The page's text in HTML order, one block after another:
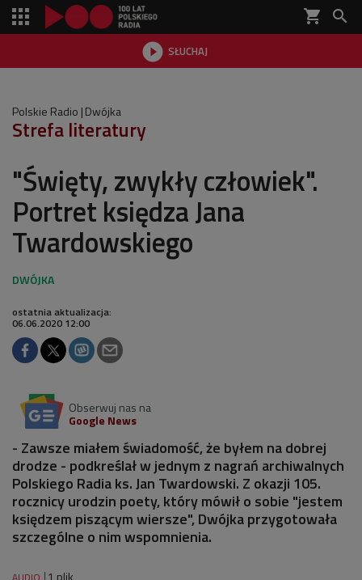
shopping_cart 
 SŁUCHAJ

Polskie Radio Dwójka
Strefa literatury
"Święty, zwykły człowiek".
Portret księdza Jana
Twardowskiego
ostatnia aktualizacja:
06.06.2020 12:00
Obserwuj nas na
Google News
- Zawsze miałem świadomość, że byłem na dobrej
drodze - podkreślał w jednym z nagrań archiwalnych
Polskiego Radia ks. Jan Twardowski. Z okazji 105.
rocznicy urodzin poety, który mówił o sobie "jestem
księdzem piszącym wiersze", Dwójka przygotowała
szczególne o nim wspomnienia.
1 plik